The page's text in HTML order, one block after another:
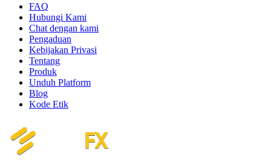
FAQ
Hubungi Kami
Chat dengan kami
Pengaduan
Kebijakan Privasi
Tentang
Produk
Unduh Platform
Blog
Kode Etik